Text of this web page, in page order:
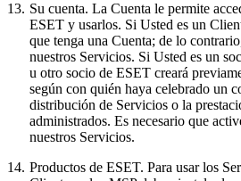
13. Su cuenta. La Cuenta le permite
ESET y usarlos. Si Usted es un
que tenga una Cuenta; de lo
nuestros Servicios. Si Usted es un
u otro socio de ESET creará
según con quién haya celebrado un
distribución de Servicios o la
administrados. Es necesario que
nuestros Servicios.
14. Productos de ESET. Para usar los